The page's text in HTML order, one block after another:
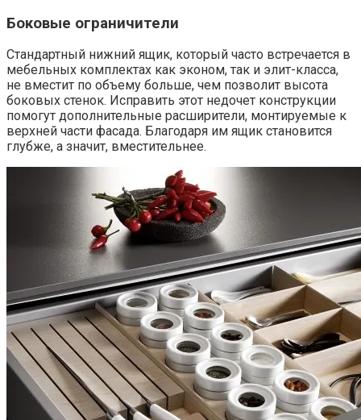
Боковые ограничители
Стандартный нижний ящик, который часто встречается в
мебельных комплектах как эконом, так и элит-класса,
не вместит по объему больше, чем позволит высота
боковых стенок. Исправить этот недочет конструкции
помогут дополнительные расширители, монтируемые к
верхней части фасада. Благодаря им ящик становится
глубже, а значит, вместительнее.